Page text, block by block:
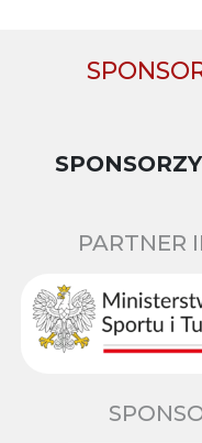
PARTNER